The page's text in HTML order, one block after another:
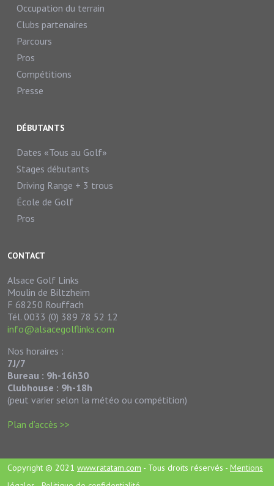
Occupation du terrain
Clubs partenaires
Parcours
Pros
Compétitions
Presse
DÉBUTANTS
Dates «Tous au Golf»
Stages débutants
Driving Range + 3 trous
École de Golf
Pros
CONTACT
Alsace Golf Links
Moulin de Biltzheim
F 68250 Rouffach
Tél. 0033 (0) 389 78 52 12
info@alsacegolflinks.com
Nos horaires :
7J/7
Bureau : 9h-16h30
Clubhouse : 9h-18h
(peut varier selon la météo ou compétition)
Plan d’accès >>
Copyright © 2021 www.ratatam.com - Tous droits réservés - Mentions